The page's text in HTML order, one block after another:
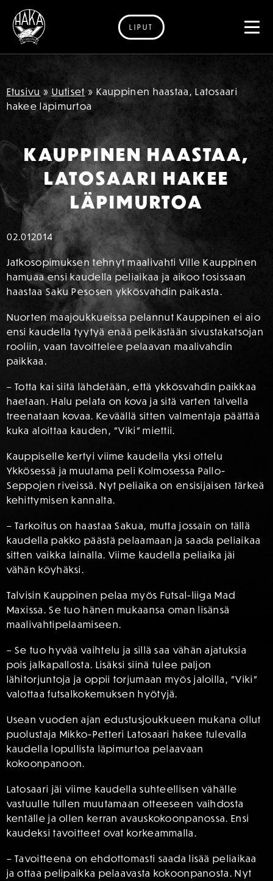
Siirry sisältöön
LIPUT
Etusivu » Uutiset » Kauppinen haastaa, Latosaari
hakee läpimurtoa
KAUPPINEN HAASTAA,
LATOSAARI HAKEE
LÄPIMURTOA
02.012014
Jatkosopimuksen tehnyt maalivahti Ville Kauppinen
hamuaa ensi kaudella peliaikaa ja aikoo tosissaan
haastaa Saku Pesosen ykkösvahdin paikasta.
Nuorten maajoukkueissa pelannut Kauppinen ei aio
ensi kaudella tyytyä enää pelkästään sivustakatsojan
rooliin, vaan tavoittelee pelaavan maalivahdin
paikkaa.
– Totta kai siitä lähdetään, että ykkösvahdin paikkaa
haetaan. Halu pelata on kova ja sitä varten talvella
treenataan kovaa. Keväällä sitten valmentaja päättää
kuka aloittaa kauden, ”Viki” miettii.
Kauppiselle kertyi viime kaudella yksi ottelu
Ykkösessä ja muutama peli Kolmosessa Pallo-
Seppojen riveissä. Nyt peliaika on ensisijaisen tärkeä
kehittymisen kannalta.
– Tarkoitus on haastaa Sakua, mutta jossain on tällä
kaudella pakko päästä pelaamaan ja saada peliaikaa
sitten vaikka lainalla. Viime kaudella peliaika jäi
vähän köyhäksi.
Talvisin Kauppinen pelaa myös Futsal-liiga Mad
Maxissa. Se tuo hänen mukaansa oman lisänsä
maalivahtipelaamiseen.
– Se tuo hyvää vaihtelu ja sillä saa vähän ajatuksia
pois jalkapallosta. Lisäksi siinä tulee paljon
lähitorjuntoja ja oppii torjumaan myös jaloilla, ”Viki”
valottaa futsalkokemuksen hyötyjä.
Usean vuoden ajan edustusjoukkueen mukana ollut
puolustaja Mikko-Petteri Latosaari hakee tulevalla
kaudella lopullista läpimurtoa pelaavaan
kokoonpanoon.
Latosaari jäi viime kaudella suhteellisen vähälle
vastuulle tullen muutamaan otteeseen vaihdosta
kentälle ja ollen kerran avauskokoonpanossa. Ensi
kaudeksi tavoitteet ovat korkeammalla.
– Tavoitteena on ehdottomasti saada lisää peliaikaa
ja ottaa pelipaikka pelaavasta kokoonpanosta. Nyt